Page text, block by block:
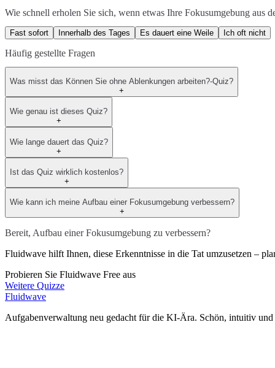
Wie schnell erholen Sie sich, wenn etwas Ihre Fokusumgebung aus
Fast sofort Innerhalb des Tages Es dauert eine Weile Ich oft nicht
Häufig gestellte Fragen
Was misst das Können Sie ohne Ablenkungen arbeiten?-Quiz?
+
Wie genau ist dieses Quiz?
+
Wie lange dauert das Quiz?
+
Ist das Quiz wirklich kostenlos?
+
Wie kann ich meine Aufbau einer Fokusumgebung verbessern?
+
Bereit, Aufbau einer Fokusumgebung zu verbessern?
Fluidwave hilft Ihnen, diese Erkenntnisse in die Tat umzusetzen –
Probieren Sie Fluidwave Free aus
Weitere Quizze
Fluidwave
Aufgabenverwaltung neu gedacht für die KI-Ära. Schön, intuitiv und